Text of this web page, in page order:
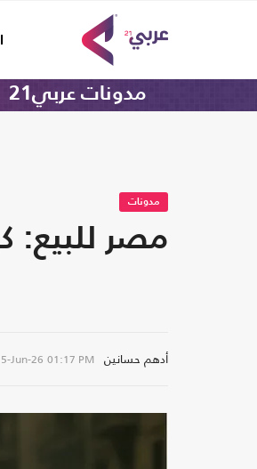
مدونات عربي21
مدونات
مصر للبيع:
أدهم حسانين Jun-26 01:17 PM